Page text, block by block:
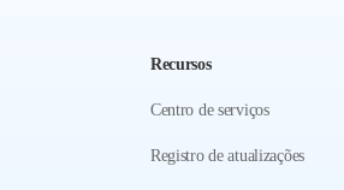
Recursos
Centro de serviços
Registro de atualizações